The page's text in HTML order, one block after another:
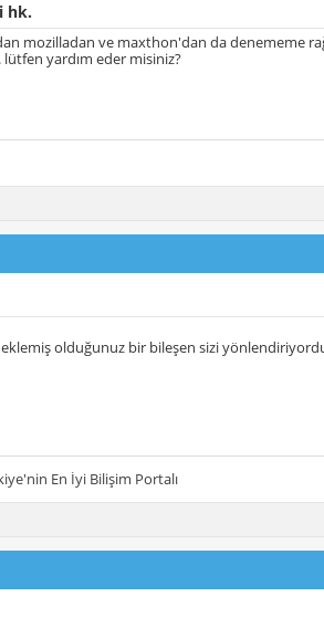
hk.
mozilladan ve maxthon'dan da denememe
yardım eder misiniz?
olduğunuz bir bileşen sizi
En İyi Bilişim Portalı